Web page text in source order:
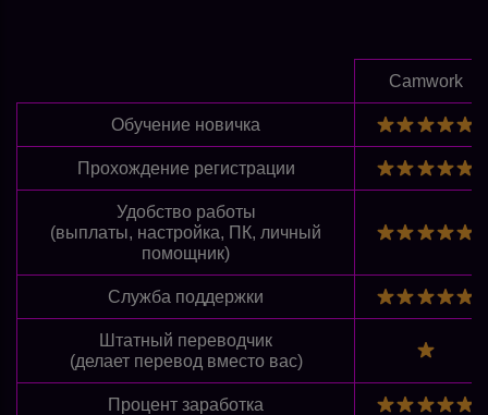
Camwork
Обучение новичка
Прохождение регистрации
Удобство работы
(выплаты, настройка, ПК, личный
помощник)
Служба поддержки
Штатный переводчик
(делает перевод вместо вас)
Процент заработка